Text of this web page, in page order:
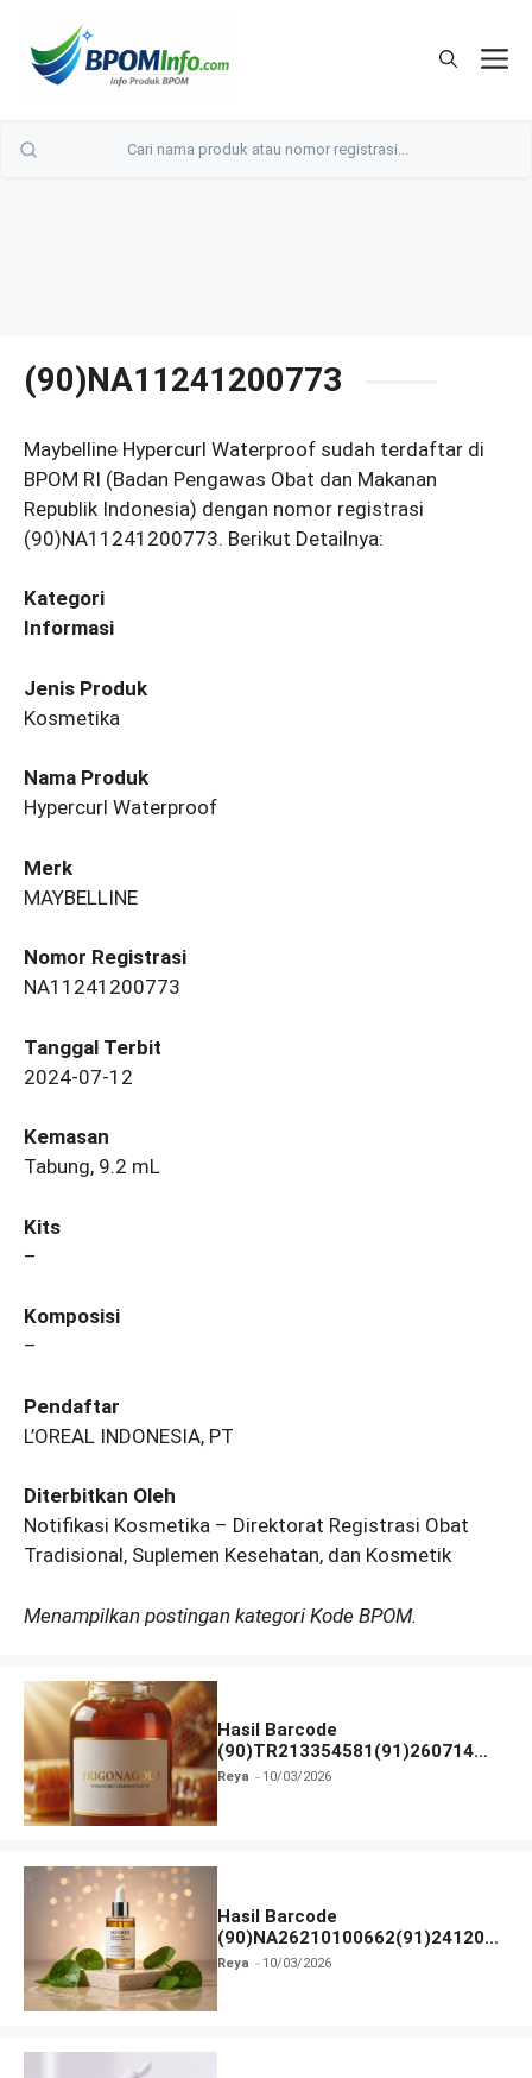
(90)NA11241200773
Maybelline Hypercurl Waterproof sudah terdaftar di
BPOM RI (Badan Pengawas Obat dan Makanan
Republik Indonesia) dengan nomor registrasi
(90)NA11241200773. Berikut Detailnya:
Kategori
Informasi
Jenis Produk
Kosmetika
Nama Produk
Hypercurl Waterproof
Merk
MAYBELLINE
Nomor Registrasi
NA11241200773
Tanggal Terbit
2024-07-12
Kemasan
Tabung, 9.2 mL
Kits
–
Komposisi
–
Pendaftar
L’OREAL INDONESIA, PT
Diterbitkan Oleh
Notifikasi Kosmetika – Direktorat Registrasi Obat
Tradisional, Suplemen Kesehatan, dan Kosmetik
Menampilkan postingan kategori Kode BPOM.
Hasil Barcode
(90)TR213354581(91)260714
dan Izin BPOM
Reya 10/03/2026
Hasil Barcode
(90)NA26210100662(91)241203
dan Izin BPOM
Reya 10/03/2026